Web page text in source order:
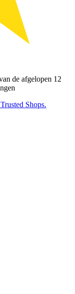
de afgelopen 12
Shops.